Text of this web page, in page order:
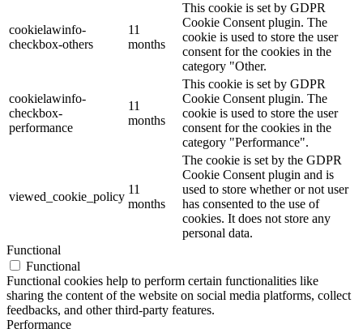
cookielawinfo-
checkbox-others
11
months
This cookie is set by GDPR
Cookie Consent plugin. The
cookie is used to store the user
consent for the cookies in the
category "Other.
cookielawinfo-
checkbox-
performance
11
months
This cookie is set by GDPR
Cookie Consent plugin. The
cookie is used to store the user
consent for the cookies in the
category "Performance".
viewed_cookie_policy
11
months
The cookie is set by the GDPR
Cookie Consent plugin and is
used to store whether or not user
has consented to the use of
cookies. It does not store any
personal data.
Functional
Functional
Functional cookies help to perform certain functionalities like
sharing the content of the website on social media platforms, collect
feedbacks, and other third-party features.
Performance